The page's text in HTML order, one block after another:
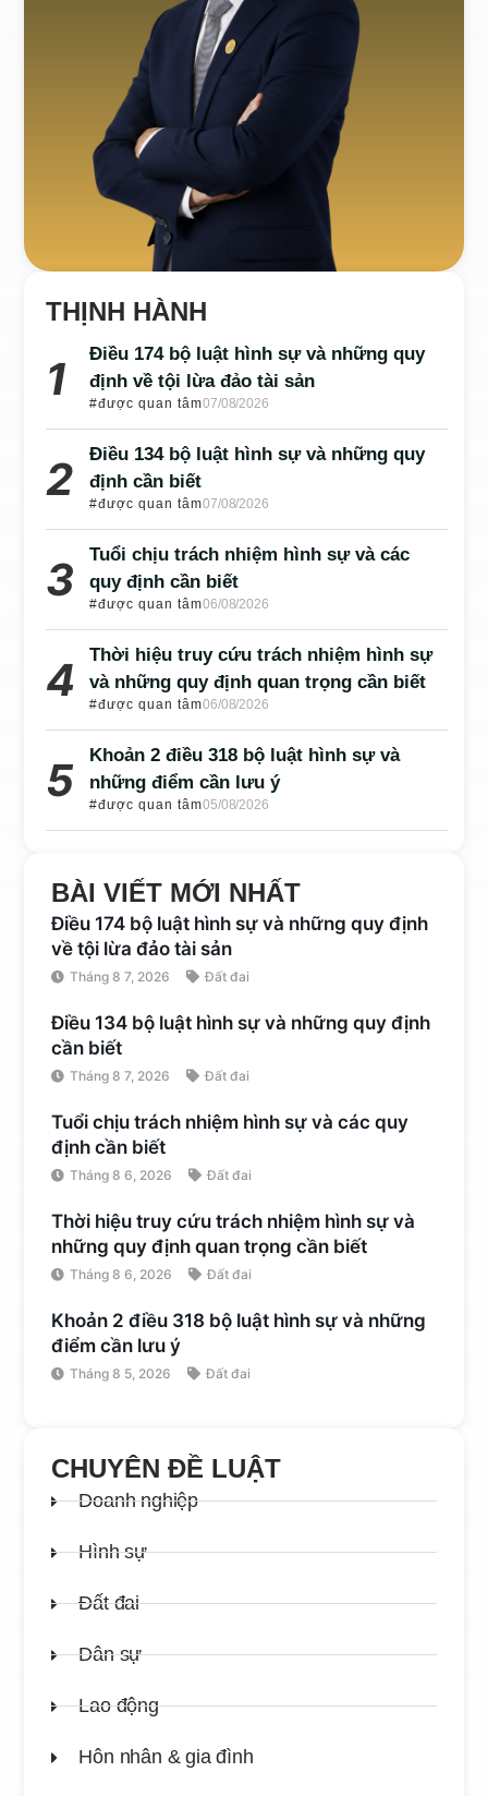
THỊNH HÀNH
Điều 174 bộ luật hình sự và những quy
định về tội lừa đảo tài sản
#được quan tâm07/08/2026
Điều 134 bộ luật hình sự và những quy
định cần biết
#được quan tâm07/08/2026
Tuổi chịu trách nhiệm hình sự và các
quy định cần biết
#được quan tâm06/08/2026
Thời hiệu truy cứu trách nhiệm hình sự
và những quy định quan trọng cần biết
#được quan tâm06/08/2026
Khoản 2 điều 318 bộ luật hình sự và
những điểm cần lưu ý
#được quan tâm05/08/2026
BÀI VIẾT MỚI NHẤT
Điều 174 bộ luật hình sự và những quy định
về tội lừa đảo tài sản
Tháng 8 7, 2026 Đất đai
Điều 134 bộ luật hình sự và những quy định
cần biết
Tháng 8 7, 2026 Đất đai
Tuổi chịu trách nhiệm hình sự và các quy
định cần biết
Tháng 8 6, 2026 Đất đai
Thời hiệu truy cứu trách nhiệm hình sự và
những quy định quan trọng cần biết
Tháng 8 6, 2026 Đất đai
Khoản 2 điều 318 bộ luật hình sự và những
điểm cần lưu ý
Tháng 8 5, 2026 Đất đai
CHUYÊN ĐỀ LUẬT
Doanh nghiệp
Hình sự
Đất đai
Dân sự
Lao động
Hôn nhân & gia đình